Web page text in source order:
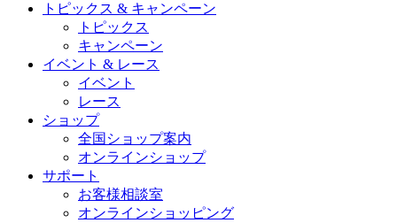
トピックス & キャンペーン
トピックス
キャンペーン
イベント & レース
イベント
レース
ショップ
全国ショップ案内
オンラインショップ
サポート
お客様相談室
オンラインショッピング